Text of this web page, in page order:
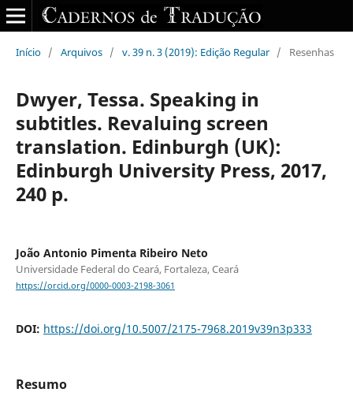
Início / Arquivos / v. 39 n. 3 (2019): Edição Regular / Resenhas
Dwyer, Tessa. Speaking in
subtitles. Revaluing screen
translation. Edinburgh (UK):
Edinburgh University Press, 2017,
240 p.
João Antonio Pimenta Ribeiro Neto
Universidade Federal do Ceará, Fortaleza, Ceará
https://orcid.org/0000-0003-2198-3061
DOI: https://doi.org/10.5007/2175-7968.2019v39n3p333
Resumo